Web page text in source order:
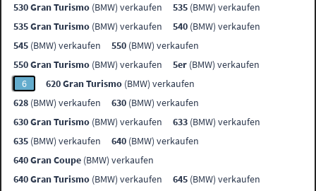
530 Gran Turismo (BMW) verkaufen 535 (BMW) verkaufen
535 Gran Turismo (BMW) verkaufen 540 (BMW) verkaufen
545 (BMW) verkaufen 550 (BMW) verkaufen
550 Gran Turismo (BMW) verkaufen 5er (BMW) verkaufen
6
620 Gran Turismo (BMW) verkaufen
628 (BMW) verkaufen 630 (BMW) verkaufen
630 Gran Turismo (BMW) verkaufen 633 (BMW) verkaufen
635 (BMW) verkaufen 640 (BMW) verkaufen
640 Gran Coupe (BMW) verkaufen
640 Gran Turismo (BMW) verkaufen 645 (BMW) verkaufen